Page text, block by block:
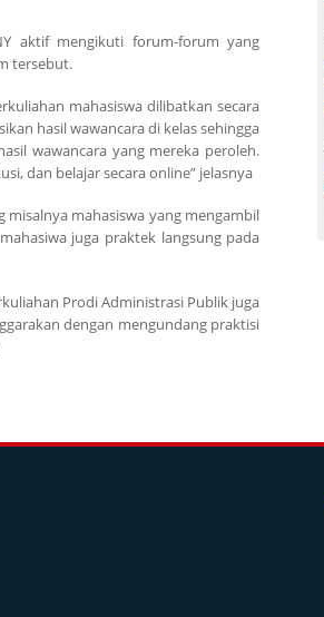
aktif mengikuti forum-forum yang
tersebut.
mahasiswa dilibatkan secara
hasil wawancara di kelas sehingga
wawancara yang mereka peroleh.
dan belajar secara online” jelasnya
mahasiswa yang mengambil
juga praktek langsung pada
Prodi Administrasi Publik juga
dengan mengundang praktisi